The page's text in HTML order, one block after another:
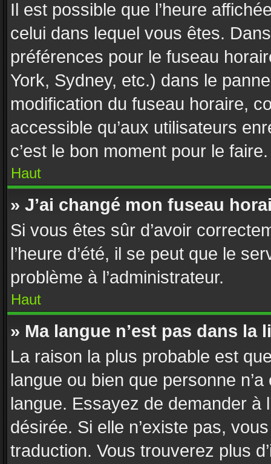
Il est possible que l’heure
celui dans lequel vous êtes.
préférences pour le fuseau
York, Sydney, etc.) dans le
modification du fuseau horaire,
accessible qu’aux utilisateurs
c’est le bon moment pour le faire.
Haut
» J’ai changé mon fuseau
Si vous êtes sûr d’avoir
l’heure d’été, il se peut que le
problème à l’administrateur.
Haut
» Ma langue n’est pas dans la
La raison la plus probable est
langue ou bien que personne
langue. Essayez de demander à
désirée. Si elle n’existe pas,
traduction. Vous trouverez plus